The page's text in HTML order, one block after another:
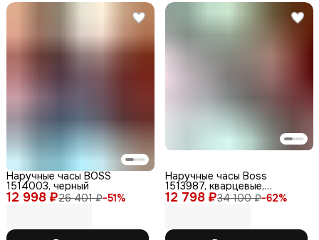
12 998 ₽26 401 ₽−51%
Наручные часы BOSS
1514003, черный
12 798 ₽34 100 ₽−62%
Наручные часы Boss
1513987, кварцевые,
натуральная кожа,